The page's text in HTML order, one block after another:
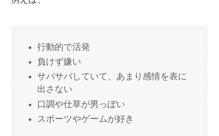
行動的で活発
負けず嫌い
サバサバしていて、あまり感情を表に
出さない
口調や仕草が男っぽい
スポーツやゲームが好き